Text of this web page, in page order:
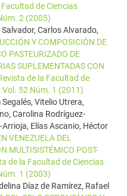
de Ciencias
2 (2005)
Carlos Alvarado,
Y COMPOSICIÓN DE
PASTEURIZADO DE
SUPLEMENTADAS CON
de la Facultad de
Vol. 52 Núm. 1 (2011)
Vitelio Utrera,
Carolina Rodríguez-
Elías Ascanio, Héctor
VENEZUELA DEL
MULTISISTÉMICO POST-
de la Facultad de Ciencias
1 (2003)
Díaz de Ramírez, Rafael